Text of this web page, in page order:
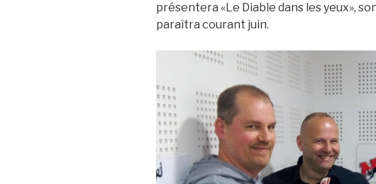
présentera «Le Diable dans les yeux»,
paraîtra courant juin.